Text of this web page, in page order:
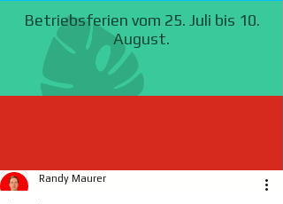
Randy Maurer